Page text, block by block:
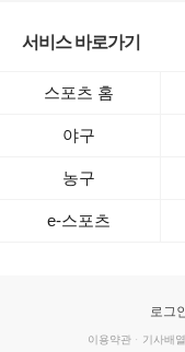
서비스 바로가기
스포츠 홈
야구
농구
e-스포츠
로그
이용약관 · 기사배